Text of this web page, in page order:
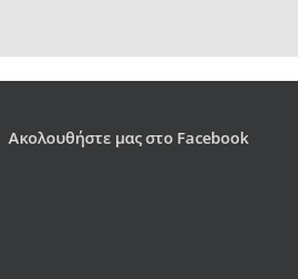
Ακολουθήστε μας στο Facebook